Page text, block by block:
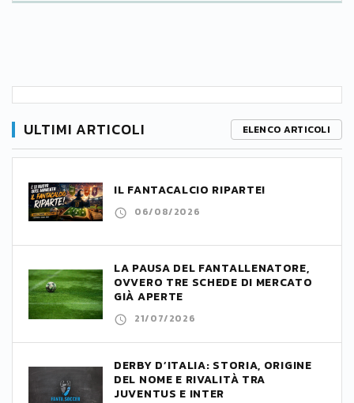
ULTIMI ARTICOLI ELENCO ARTICOLI
IL FANTACALCIO RIPARTE!
06/08/2026
LA PAUSA DEL FANTALLENATORE,
OVVERO TRE SCHEDE DI MERCATO
GIÀ APERTE
21/07/2026
DERBY D’ITALIA: STORIA, ORIGINE
DEL NOME E RIVALITÀ TRA
JUVENTUS E INTER